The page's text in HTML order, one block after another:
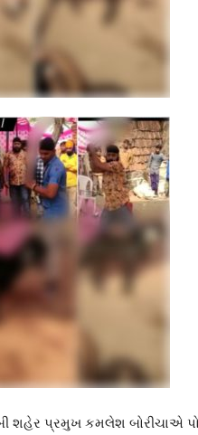
શહેર પ્રમુખ કમલેશ બોરીચાએ